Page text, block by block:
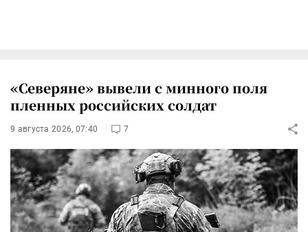
«Северяне» вывели с минного поля
пленных российских солдат
9 августа 2026, 07:40 7